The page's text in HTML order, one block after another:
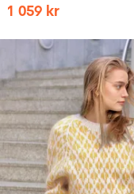
1 059 kr